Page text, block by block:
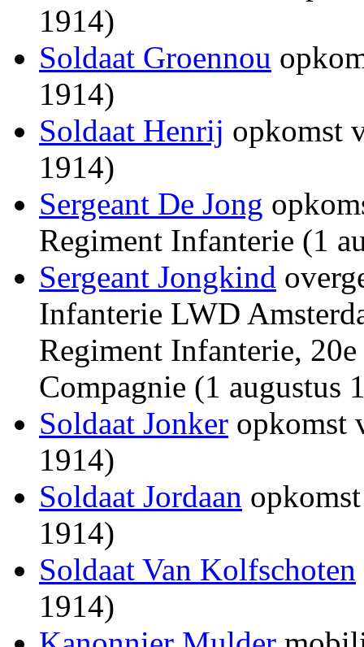
1914)
Soldaat Groennou
1914)
Soldaat Henrij opkomst
1914)
Sergeant De Jong
Regiment Infanterie (1
Sergeant Jongkind
Infanterie LWD
Regiment Infanterie,
Compagnie (1 augustus
Soldaat Jonker opkomst
1914)
Soldaat Jordaan
1914)
Soldaat Van Kolfschoten
1914)